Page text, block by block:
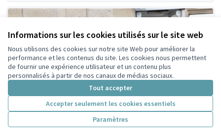
Informations sur les cookies utilisés sur le site web
Nous utilisons des cookies sur notre site Web pour améliorer la
performance et les contenus du site. Les cookies nous permettent
de fournir une expérience utilisateur et un contenu plus
personnalisés à partir de nos canaux de médias sociaux.
Tout accepter
Accepter seulement les cookies essentiels
Paramètres